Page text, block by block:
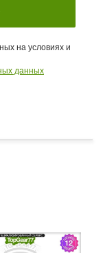
на условиях и
данных